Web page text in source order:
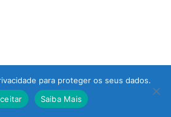
para proteger os seus dados.
Saiba Mais
Atendimento